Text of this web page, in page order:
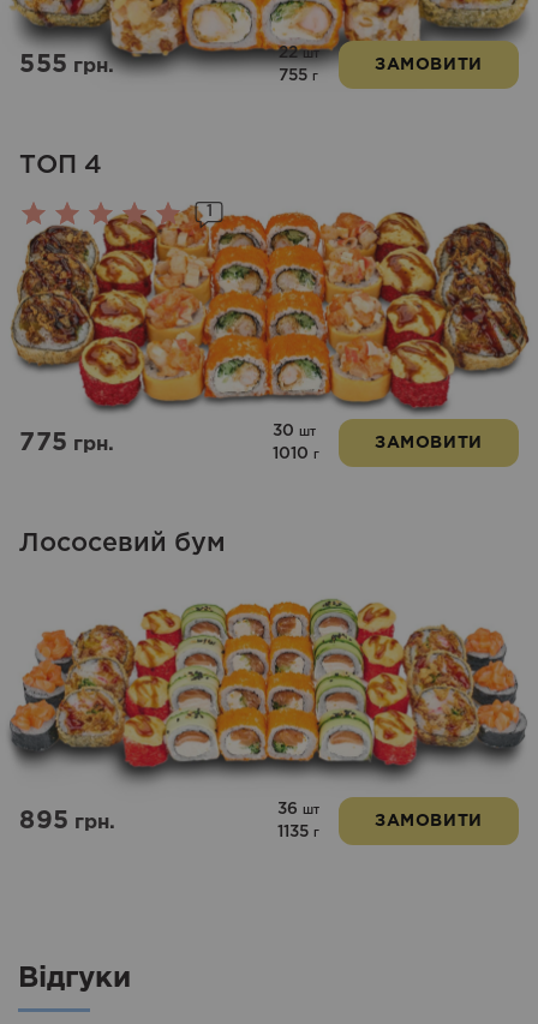
555грн.
22 шт
755 г
ЗАМОВИТИ
ТОП 4
Оцінено
в
5.00
з 5
775грн.
30 шт
1010 г
ЗАМОВИТИ
Лососевий бум
895грн.
36 шт
1135 г
ЗАМОВИТИ
Відгуки